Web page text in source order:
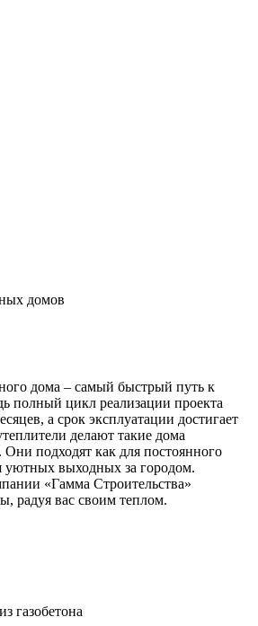
домов
дома – самый быстрый путь к
полный цикл реализации проекта
а срок эксплуатации достигает
делают такие дома
подходят как для постоянного
уютных выходных за городом.
«Гамма Строительства»
радуя вас своим теплом.
газобетона